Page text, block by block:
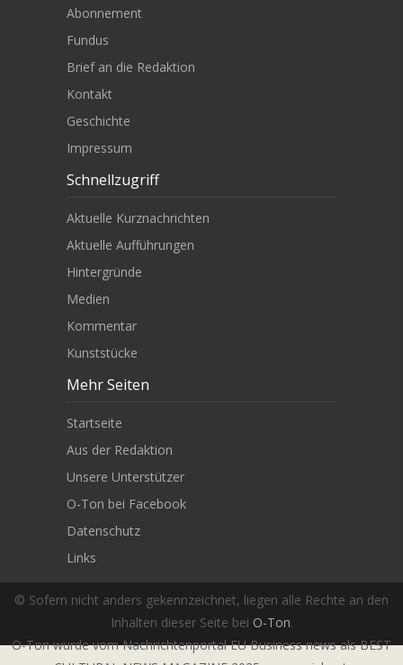
© Sofern nicht anders gekennzeichnet, liegen alle Rechte an den
Inhalten dieser Seite bei O-Ton.
O-Ton wurde vom Nachrichtenportal EU Business news als BEST
Abonnement
Fundus
Brief an die Redaktion
Kontakt
Geschichte
Impressum
Schnellzugriff
Aktuelle Kurznachrichten
Aktuelle Aufführungen
Hintergründe
Medien
Kommentar
Kunststücke
Mehr Seiten
Startseite
Aus der Redaktion
Unsere Unterstützer
O-Ton bei Facebook
Datenschutz
Links